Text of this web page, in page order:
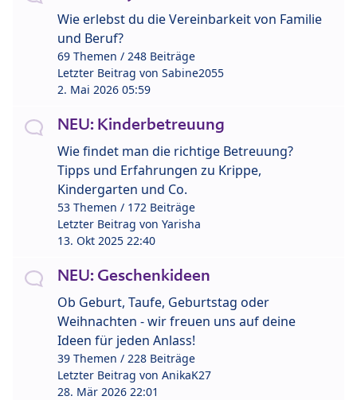
Wie erlebst du die Vereinbarkeit von Familie
und Beruf?
69 Themen / 248 Beiträge
Letzter Beitrag von Sabine2055
2. Mai 2026 05:59
NEU: Kinderbetreuung
Wie findet man die richtige Betreuung?
Tipps und Erfahrungen zu Krippe,
Kindergarten und Co.
53 Themen / 172 Beiträge
Letzter Beitrag von Yarisha
13. Okt 2025 22:40
NEU: Geschenkideen
Ob Geburt, Taufe, Geburtstag oder
Weihnachten - wir freuen uns auf deine
Ideen für jeden Anlass!
39 Themen / 228 Beiträge
Letzter Beitrag von AnikaK27
28. Mär 2026 22:01